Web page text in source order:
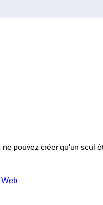
ne pouvez créer qu'un seul